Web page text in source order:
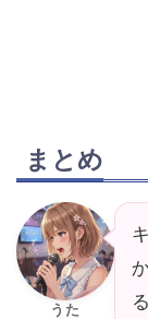
まとめ
うた